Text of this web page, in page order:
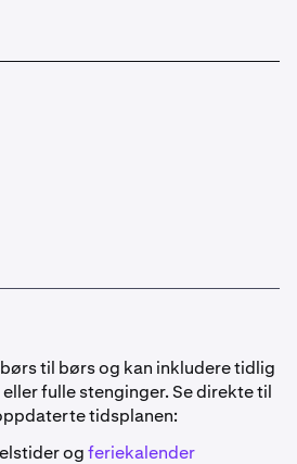
til børs og kan inkludere tidlig
fulle stenginger. Se direkte til
tidsplanen:
ogferiekalender